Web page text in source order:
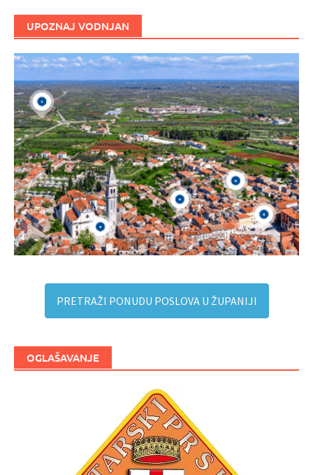
UPOZNAJ VODNJAN
PRETRAŽI PONUDU POSLOVA U ŽUPANIJI
OGLAŠAVANJE